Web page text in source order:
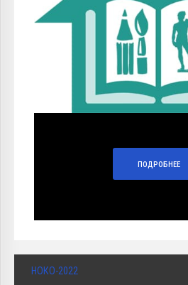
ПОДРОБНЕЕ
НОКО-2022